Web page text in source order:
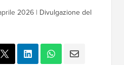
2026 | Divulgazione del